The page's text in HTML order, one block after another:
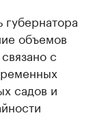
губернатора
объемов
с
садов и